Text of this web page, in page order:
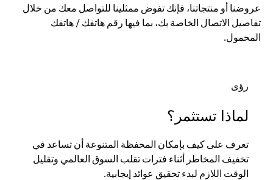
عروضنا أو منتجاتنا، فإنك تفوض ممثلينا للتواصل معك من خلال
تفاصيل الاتصال الخاصة بك، بما فيها رقم هاتفك / هاتفك
المحمول.
رؤى
لماذا تستثمر؟
تعرف على كيف بإمكان المحفظة المتنوعة أن تساعد في
تخفيف المخاطر أثناء فترات تقلب السوق العالمي وتقليل
الوقت اللازم لبدء تحقيق عوائد إيجابية.